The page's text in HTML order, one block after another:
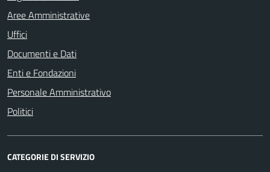
Aree Amministrative
Uffici
Documenti e Dati
Enti e Fondazioni
Personale Amministrativo
Politici
CATEGORIE DI SERVIZIO